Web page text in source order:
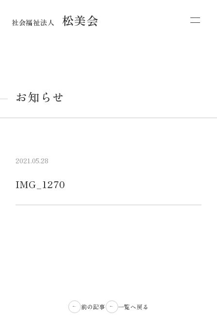
社会福祉法人 松美会
お知らせ
2021.05.28
IMG_1270
前の記事 一覧へ戻る